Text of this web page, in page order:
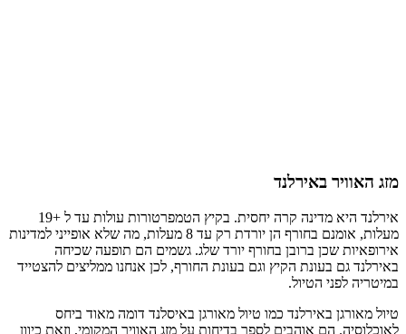
מזג האוויר באירלנד
אירלנד היא מדינה קרה יחסית. בקיץ הטמפרטורות עולות עד ל +19
מעלות, אומנם בחורף הן יורדת רק עד 8 מעלות, מה שלא אופייני למדינות
אירופאיות שכן ברובן בחורף יורד שלג. גשמים הם תופעה שכיחה
באירלנד גם בעונת הקיץ וגם בעונת החורף, לכן אנחנו ממליצים להצטייד
במיטריה לפני הטיול.
טיול מאורגן באירלנד כמו טיול מאורגן באיסלנד דומה מאוד ביחס
לאוכלוסיה. הם אוהבים לספר בדיחות על מזג האוויר המקומי, וזאת כיוון